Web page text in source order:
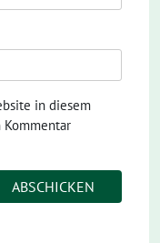
in diesem